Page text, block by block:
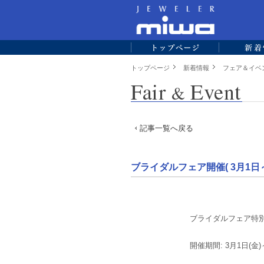
トップページ 新着情報 フェア＆イベ
記事一覧へ戻る
ブライダルフェア開催( 3月1
ブライダルフェア特
開催期間: 3月1日(金)